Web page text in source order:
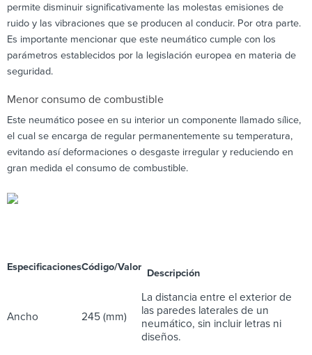
permite disminuir significativamente las molestas emisiones de
ruido y las vibraciones que se producen al conducir. Por otra parte.
Es importante mencionar que este neumático cumple con los
parámetros establecidos por la legislación europea en materia de
seguridad.
Menor consumo de combustible
Este neumático posee en su interior un componente llamado sílice,
el cual se encarga de regular permanentemente su temperatura,
evitando así deformaciones o desgaste irregular y reduciendo en
gran medida el consumo de combustible.
EspecificacionesCódigo/Valor
Descripción
Ancho 245 (mm)
La distancia entre el exterior de
las paredes laterales de un
neumático, sin incluir letras ni
diseños.